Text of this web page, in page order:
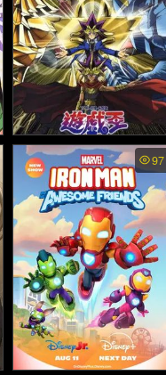
YuGiOh Duel Monster พา
กย์ไทย - ยูกิโอ เกมกลคนอั
จฉริยะ ดูเอลมอนสเตอร์ (2
000)
97